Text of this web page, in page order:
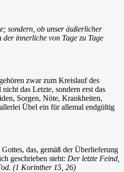
sondern, ob unser äußerlicher
innerliche von Tage zu Tage
zwar zum Kreislauf des
das Letzte, sondern erst das
Sorgen, Nöte, Krankheiten,
Übel ein für allemal endgültig
das, gemäß der Überlieferung
geschrieben steht: Der letzte Feind,
(1 Korinther 15, 26)